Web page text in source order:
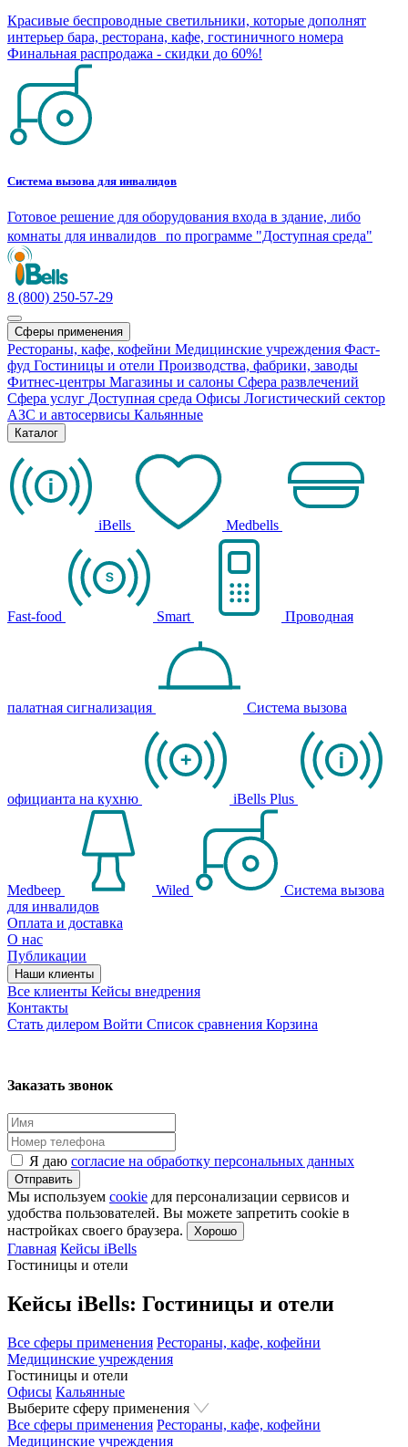
Красивые беспроводные светильники, которые дополнят
интерьер бара, ресторана, кафе, гостиничного номера
Финальная распродажа - скидки до 60%!
Система вызова для инвалидов
Готовое решение для оборудования входа в здание, либо
комнаты для инвалидов по программе "Доступная среда"
8 (800) 250-57-29
Сферы применения
Рестораны, кафе, кофейни Медицинские учреждения Фаст-
фуд Гостиницы и отели Производства, фабрики, заводы
Фитнес-центры Магазины и салоны Сфера развлечений
Сфера услуг Доступная среда Офисы Логистический сектор
АЗС и автосервисы Кальянные
Каталог
iBells Medbells
Fast-food Smart Проводная
палатная сигнализация Система вызова
официанта на кухню iBells Plus
Medbeep Wiled
Система вызова
для инвалидов
Оплата и доставка
О нас
Публикации
Наши клиенты
Все клиенты Кейсы внедрения
Контакты
Стать дилером Войти Список сравнения Корзина
Заказать звонок
Я даю согласие на обработку персональных данных
Отправить
Мы используем cookie для персонализации сервисов и
удобства пользователей. Вы можете запретить cookie в
настройках своего браузера.
Хорошо
Главная Кейсы iBells
Гостиницы и отели
Кейсы iBells: Гостиницы и отели
Все сферы применения Рестораны, кафе, кофейни
Медицинские учреждения
Гостиницы и отели
Офисы Кальянные
Выберите сферу применения
Все сферы применения Рестораны, кафе, кофейни
Медицинские учреждения